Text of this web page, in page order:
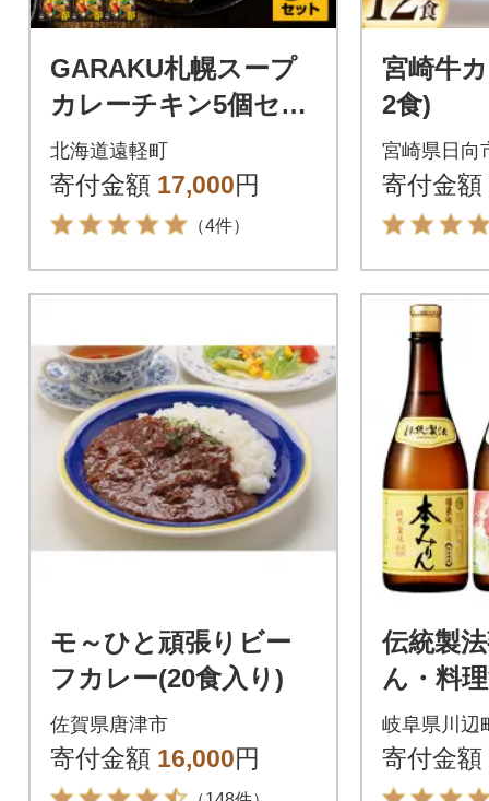
GARAKU札幌スープ
カレーチキン5個セッ
ト
北海道遠軽町
寄付金額 17,000円
（4件）
宮崎牛
2食)
宮崎県日向
寄付金額
モ～ひと頑張りビー
フカレー(20食入り)
佐賀県唐津市
寄付金額 16,000円
伝統製
ん・料
岐阜県川辺
寄付金額